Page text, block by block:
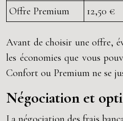
Offre Premium
12,50 €
Avant de choisir une offre,
les économies que vous
Confort ou Premium ne se
Négociation et